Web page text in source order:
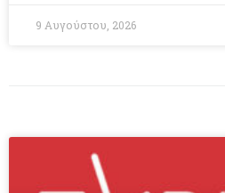
9 Αυγούστου, 2026